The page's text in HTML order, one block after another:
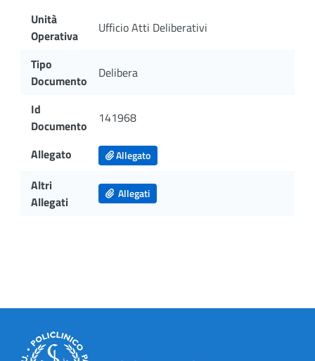
Unità
Operativa
Ufficio Atti Deliberativi
Tipo
Documento
Delibera
Id
Documento
141968
Allegato Allegato
Altri
Allegati
Allegati